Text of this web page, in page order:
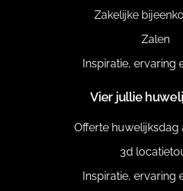
Zakelijke
Zalen
Inspiratie, ervaring
Vier jullie
Offerte huwelijksdag
3d
Inspiratie, ervaring